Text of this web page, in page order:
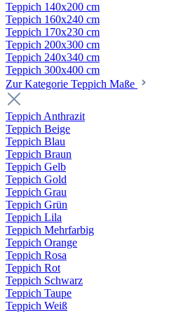
Teppich 140x200 cm
Teppich 160x240 cm
Teppich 170x230 cm
Teppich 200x300 cm
Teppich 240x340 cm
Teppich 300x400 cm
Zur Kategorie Teppich Maße
Teppich Anthrazit
Teppich Beige
Teppich Blau
Teppich Braun
Teppich Gelb
Teppich Gold
Teppich Grau
Teppich Grün
Teppich Lila
Teppich Mehrfarbig
Teppich Orange
Teppich Rosa
Teppich Rot
Teppich Schwarz
Teppich Taupe
Teppich Weiß